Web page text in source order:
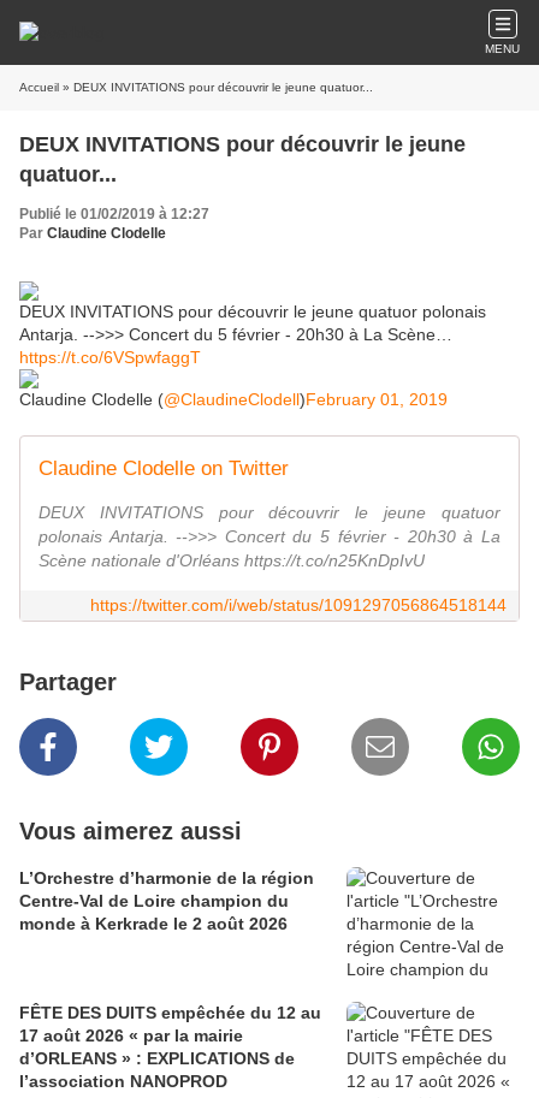
MENU
Accueil » DEUX INVITATIONS pour découvrir le jeune quatuor...
DEUX INVITATIONS pour découvrir le jeune
quatuor...
Publié le 01/02/2019 à 12:27
Par Claudine Clodelle
DEUX INVITATIONS pour découvrir le jeune quatuor polonais
Antarja. -->>> Concert du 5 février - 20h30 à La Scène…
https://t.co/6VSpwfaggT
Claudine Clodelle (@ClaudineClodell)February 01, 2019
Claudine Clodelle on Twitter
DEUX INVITATIONS pour découvrir le jeune quatuor
polonais Antarja. -->>> Concert du 5 février - 20h30 à La
Scène nationale d'Orléans https://t.co/n25KnDpIvU
https://twitter.com/i/web/status/1091297056864518144
Partager
Vous aimerez aussi
L’Orchestre d’harmonie de la région
Centre-Val de Loire champion du
monde à Kerkrade le 2 août 2026
FÊTE DES DUITS empêchée du 12 au
17 août 2026 « par la mairie
d’ORLEANS » : EXPLICATIONS de
l’association NANOPROD